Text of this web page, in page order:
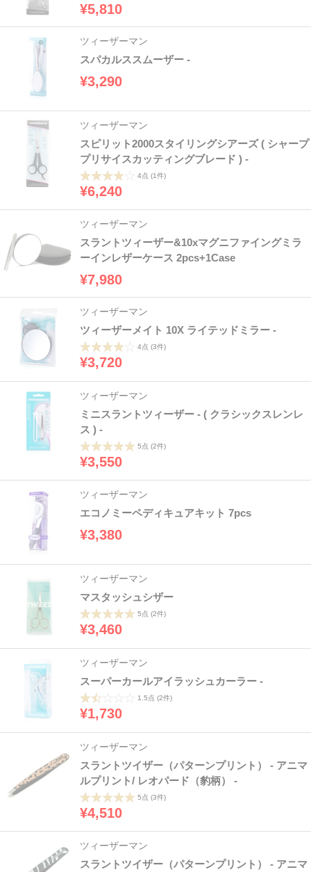
¥5,810
ツィーザーマン
スパカルススムーザー -
¥3,290
ツィーザーマン
スピリット2000スタイリングシアーズ ( シャープ
プリサイスカッティングブレード ) -
4点 (1件)
¥6,240
ツィーザーマン
スラントツィーザー&10xマグニファイングミラ
ーインレザーケース 2pcs+1Case
¥7,980
ツィーザーマン
ツィーザーメイト 10X ライテッドミラー -
4点 (3件)
¥3,720
ツィーザーマン
ミニスラントツィーザー - ( クラシックスレンレ
ス ) -
5点 (2件)
¥3,550
ツィーザーマン
エコノミーペディキュアキット 7pcs
¥3,380
ツィーザーマン
マスタッシュシザー
5点 (2件)
¥3,460
ツィーザーマン
スーパーカールアイラッシュカーラー -
1.5点 (2件)
¥1,730
ツィーザーマン
スラントツイザー（パターンプリント） - アニマ
ルプリント/ レオパード（豹柄） -
5点 (3件)
¥4,510
ツィーザーマン
スラントツイザー（パターンプリント） - アニマ